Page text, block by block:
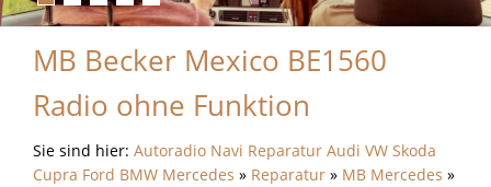
MB Becker Mexico BE1560
Radio ohne Funktion
Sie sind hier: Autoradio Navi Reparatur Audi VW Skoda
Cupra Ford BMW Mercedes » Reparatur » MB Mercedes »